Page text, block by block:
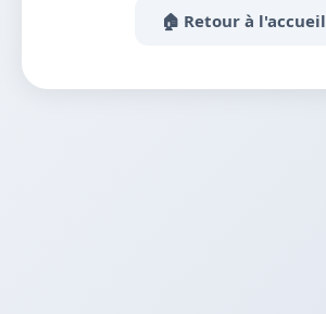
🏠 Retour à l'accueil